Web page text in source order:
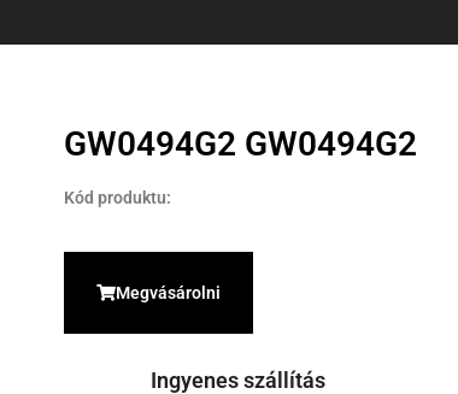
GW0494G2 GW0494G2
Kód produktu:
Megvásárolni
Ingyenes szállítás